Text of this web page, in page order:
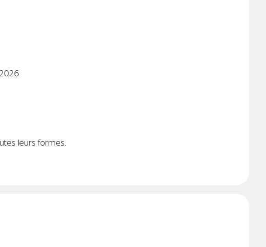
leurs formes.